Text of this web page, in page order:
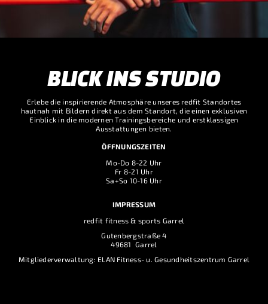
BLICK INS STUDIO
Erlebe die inspirierende Atmosphäre unseres redfit Standortes
hautnah mit Bildern direkt aus dem Standort, die einen exklusiven
Einblick in die modernen Trainingsbereiche und erstklassigen
Ausstattungen bieten.
ÖFFNUNGSZEITEN
Mo-Do 8-22 Uhr
Fr 8-21 Uhr
Sa+So 10-16 Uhr
IMPRESSUM
redfit fitness & sports Garrel
Gutenbergstraße 4
49681 Garrel
Mitgliederverwaltung: ELAN Fitness- u. Gesundheitszentrum Garrel